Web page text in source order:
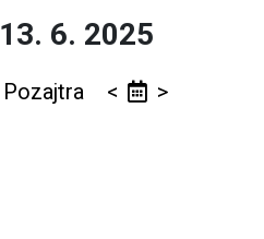
13. 6. 2025
Pozajtra < >